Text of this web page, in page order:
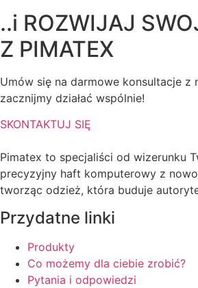
..i ROZWIJAJ
Z PIMATEX
Umów się na darmowe konsultacje z
zacznijmy działać wspólnie!
SKONTAKTUJ SIĘ
Pimatex to specjaliści od wizerunku
precyzyjny haft komputerowy z
tworząc odzież, która buduje
Przydatne linki
Produkty
Co możemy dla ciebie zrobić?
Pytania i odpowiedzi